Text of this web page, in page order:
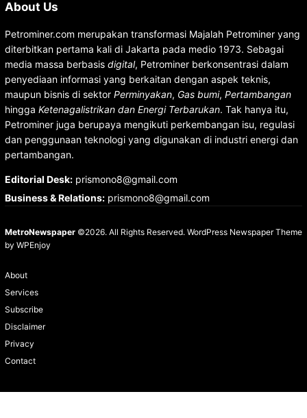
About Us
Petrominer.com merupakan transformasi Majalah Petrominer yang
diterbitkan pertama kali di Jakarta pada medio 1973. Sebagai
media massa berbasis digital, Petrominer berkonsentrasi dalam
penyediaan informasi yang berkaitan dengan aspek teknis,
maupun bisnis di sektor Perminyakan, Gas bumi, Pertambangan
hingga Ketenagalistrikan dan Energi Terbarukan. Tak hanya itu,
Petrominer juga berupaya mengikuti perkembangan isu, regulasi
dan penggunaan teknologi yang digunakan di industri energi dan
pertambangan.
Editorial Desk:prismono8@gmail.com
Business & Relations:prismono8@gmail.com
MetroNewspaper©2026. All Rights Reserved. WordPress Newspaper Theme
by WPEnjoy
About
Services
Subscribe
Disclaimer
Privacy
Contact